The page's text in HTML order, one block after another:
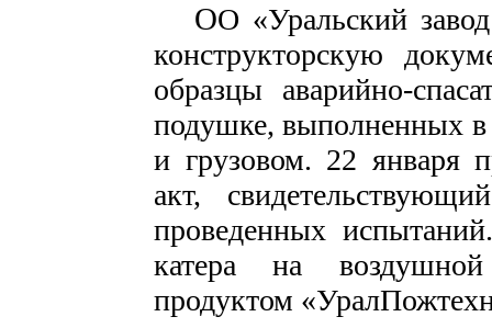
ОО «Уральский
конструкторскую
образцы аварийно-
подушке, выполненных
и грузовом. 22 января
акт,
проведенных
катера на
продуктом